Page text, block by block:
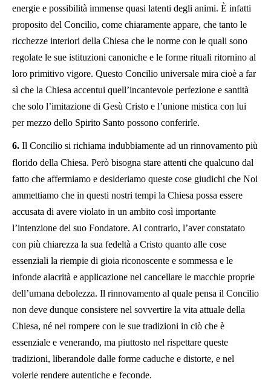
energie e possibilità immense quasi latenti degli animi. È infatti
proposito del Concilio, come chiaramente appare, che tanto le
ricchezze interiori della Chiesa che le norme con le quali sono
regolate le sue istituzioni canoniche e le forme rituali ritornino al
loro primitivo vigore. Questo Concilio universale mira cioè a far
sì che la Chiesa accentui quell’incantevole perfezione e santità
che solo l’imitazione di Gesù Cristo e l’unione mistica con lui
per mezzo dello Spirito Santo possono conferirle.
6. Il Concilio si richiama indubbiamente ad un rinnovamento più
florido della Chiesa. Però bisogna stare attenti che qualcuno dal
fatto che affermiamo e desideriamo queste cose giudichi che Noi
ammettiamo che in questi nostri tempi la Chiesa possa essere
accusata di avere violato in un ambito così importante
l’intenzione del suo Fondatore. Al contrario, l’aver constatato
con più chiarezza la sua fedeltà a Cristo quanto alle cose
essenziali la riempie di gioia riconoscente e sommessa e le
infonde alacrità e applicazione nel cancellare le macchie proprie
dell’umana debolezza. Il rinnovamento al quale pensa il Concilio
non deve dunque consistere nel sovvertire la vita attuale della
Chiesa, né nel rompere con le sue tradizioni in ciò che è
essenziale e venerando, ma piuttosto nel rispettare queste
tradizioni, liberandole dalle forme caduche e distorte, e nel
volerle rendere autentiche e feconde.